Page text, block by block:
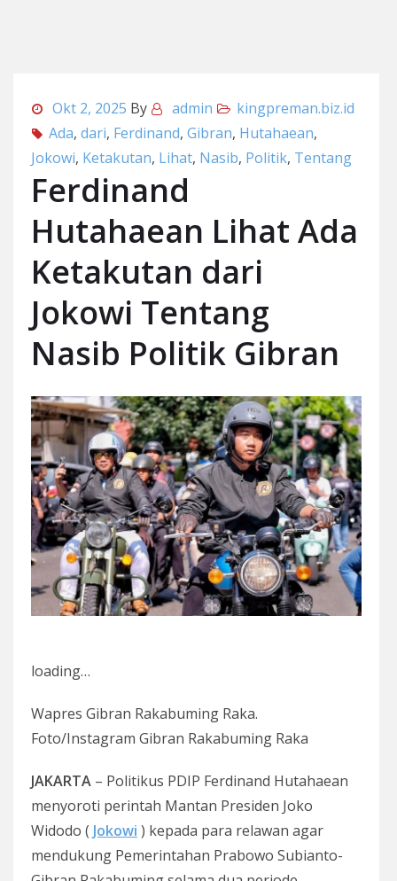
Okt 2, 2025 By admin
kingpreman.biz.id
Ada, dari, Ferdinand, Gibran, Hutahaean,
Jokowi, Ketakutan, Lihat, Nasib, Politik, Tentang
Ferdinand
Hutahaean Lihat Ada
Ketakutan dari
Jokowi Tentang
Nasib Politik Gibran
loading…
Wapres Gibran Rakabuming Raka.
Foto/Instagram Gibran Rakabuming Raka
JAKARTA – Politikus PDIP Ferdinand Hutahaean
menyoroti perintah Mantan Presiden Joko
Widodo ( Jokowi ) kepada para relawan agar
mendukung Pemerintahan Prabowo Subianto-